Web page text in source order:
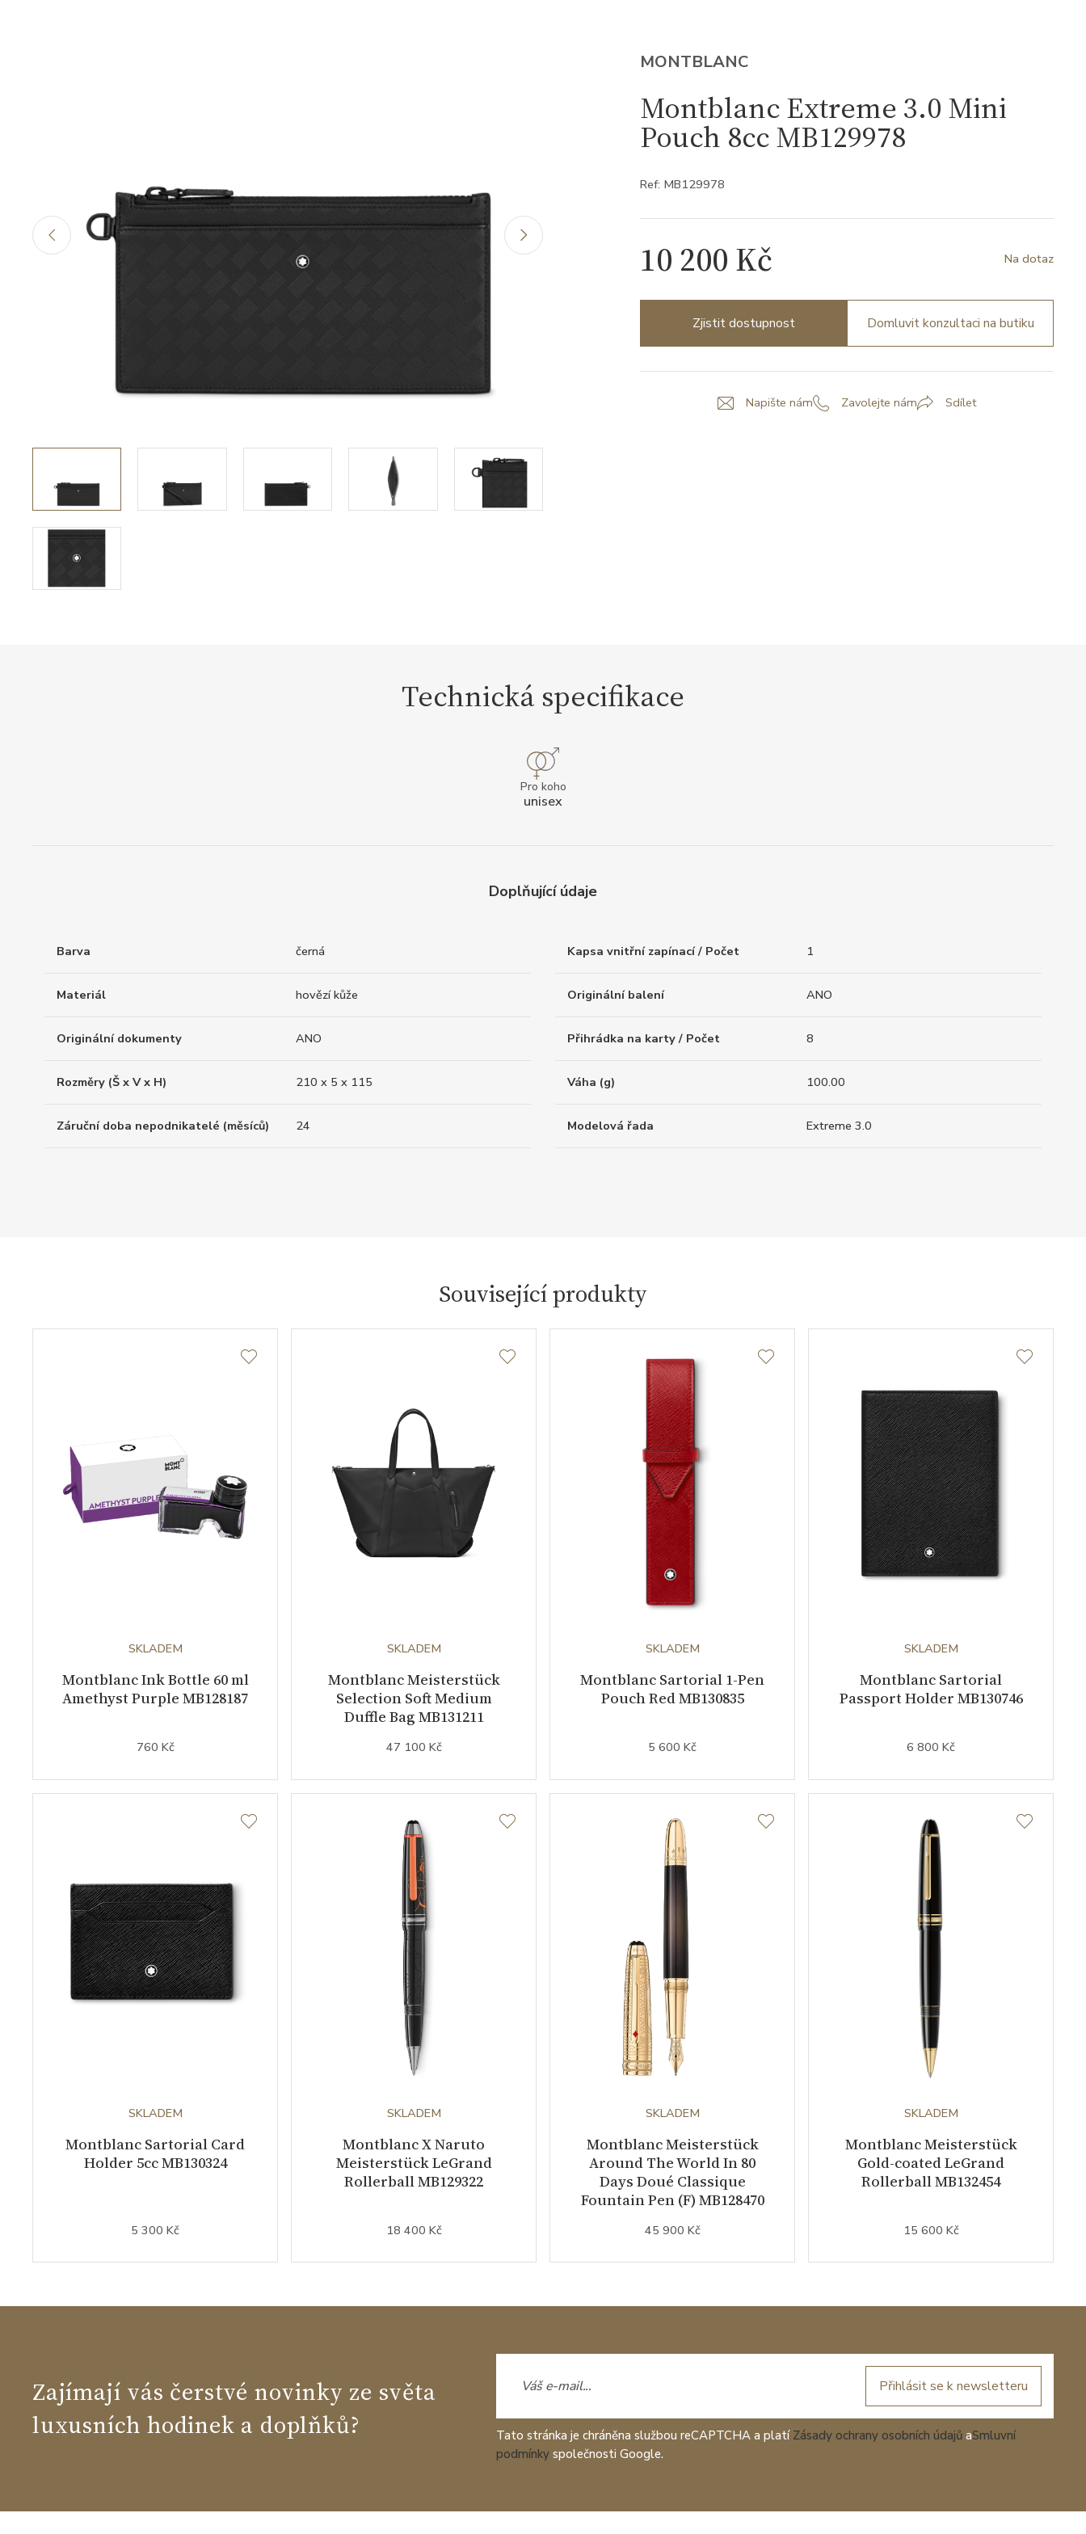
MONTBLANC
Montblanc Extreme 3.0 Mini
Pouch 8cc MB129978
Ref: MB129978
10 200 Kč Na dotaz
Zjistit dostupnost Domluvit konzultaci na butiku
Napište nám Zavolejte nám Sdílet
Technická specifikace
Pro koho
unisex
Doplňující údaje
Barva černá Kapsa vnitřní zapínací / Počet 1
Materiál hovězí kůže Originální balení ANO
Originální dokumenty ANO Přihrádka na karty / Počet 8
Rozměry (Š x V x H) 210 x 5 x 115 Váha (g) 100.00
Záruční doba nepodnikatelé (měsíců) 24 Modelová řada Extreme 3.0
Související produkty
SKLADEM
Montblanc Ink Bottle 60 ml
Amethyst Purple MB128187
760 Kč
SKLADEM
Montblanc Meisterstück
Selection Soft Medium
Duffle Bag MB131211
47 100 Kč
SKLADEM
Montblanc Sartorial 1-Pen
Pouch Red MB130835
5 600 Kč
SKLADEM
Montblanc Sartorial
Passport Holder MB130746
6 800 Kč
SKLADEM
Montblanc Sartorial Card
Holder 5cc MB130324
5 300 Kč
SKLADEM
Montblanc X Naruto
Meisterstück LeGrand
Rollerball MB129322
18 400 Kč
SKLADEM
Montblanc Meisterstück
Around The World In 80
Days Doué Classique
Fountain Pen (F) MB128470
45 900 Kč
SKLADEM
Montblanc Meisterstück
Gold-coated LeGrand
Rollerball MB132454
15 600 Kč
Zajímají vás čerstvé novinky ze světa
luxusních hodinek a doplňků?
Přihlásit se k newsletteru
Tato stránka je chráněna službou reCAPTCHA a platí Zásady ochrany osobních údajů aSmluvní
podmínky společnosti Google.